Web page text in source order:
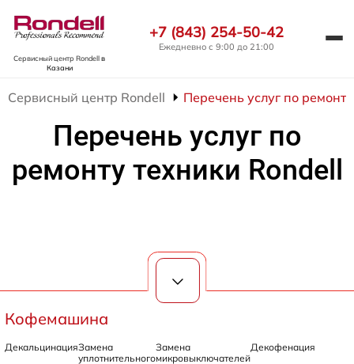
Сервисный центр Rondellв
Казани
+7 (843) 254-50-42
Ежедневно с 9:00 до 21:00
Сервисный центр Rondell Перечень услуг по
Перечень услуг по
ремонту техники Rondell
Кофемашина
ДекальцинацияЗамена
уплотнительного
Замена
микровыключателей
Декофенация